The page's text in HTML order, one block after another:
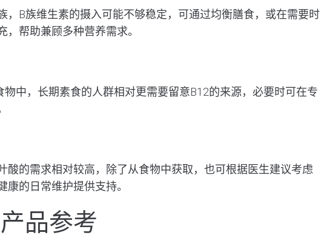
，B族维生素的摄入可能不够稳定，可通过均衡膳食，或在需要时
，帮助兼顾多种营养需求。
中，长期素食的人群相对更需要留意B12的来源，必要时可在专
酸的需求相对较高，除了从食物中获取，也可根据医生建议考虑
的日常维护提供支持。
品参考